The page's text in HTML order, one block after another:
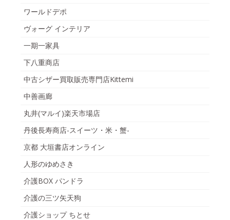
ワールドデポ
ヴォーグ インテリア
一期一家具
下八重商店
中古シザー買取販売専門店Kittemi
中善画廊
丸井(マルイ)楽天市場店
丹後長寿商店-スイーツ・米・蟹-
京都 大垣書店オンライン
人形のゆめさき
介護BOX パンドラ
介護の三ツ矢天狗
介護ショップ ちとせ